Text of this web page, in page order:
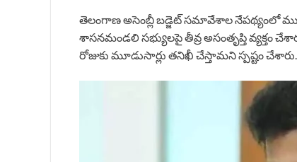
తెలంగాణ అసెంబ్లీ బడ్జెట్ సమావేశాల నేపథ్యంలో
శాసనమండలి సభ్యులపై తీవ్ర అసంతృప్తి వ్యక్తం
రోజుకు మూడుసార్లు తనిఖీ చేస్తామని స్పష్టం